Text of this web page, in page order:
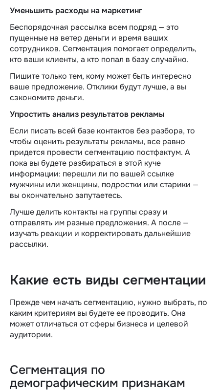
Уменьшить расходы на маркетинг
Беспорядочная рассылка всем подряд — это
пущенные на ветер деньги и время ваших
сотрудников. Сегментация помогает определить,
кто ваши клиенты, а кто попал в базу случайно.
Пишите только тем, кому может быть интересно
ваше предложение. Отклики будут лучше, а вы
сэкономите деньги.
Упростить анализ результатов рекламы
Если писать всей базе контактов без разбора, то
чтобы оценить результаты рекламы, все равно
придется провести сегментацию постфактум. А
пока вы будете разбираться в этой куче
информации: перешли ли по вашей ссылке
мужчины или женщины, подростки или старики —
вы окончательно запутаетесь.
Лучше делить контакты на группы сразу и
отправлять им разные предложения. А после —
изучать реакции и корректировать дальнейшие
рассылки.
Какие есть виды сегментации
Прежде чем начать сегментацию, нужно выбрать, по
каким критериям вы будете ее проводить. Она
может отличаться от сферы бизнеса и целевой
аудитории.
Сегментация по
демографическим признакам